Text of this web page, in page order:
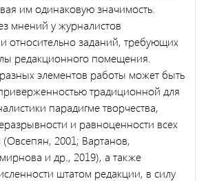
им одинаковую значимость.
мнений у журналистов
относительно заданий, требующих
редакционного помещения.
элементов работы может быть
традиционной для
парадигме творчества,
и равноценности всех
2001; Вартанов,
и др., 2019), а также
штатом редакции, в силу